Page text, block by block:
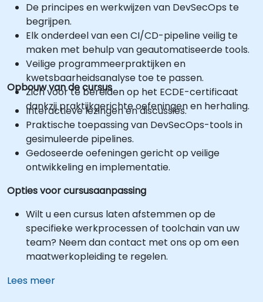
De principes en werkwijzen van DevSecOps te
begrijpen.
Elk onderdeel van een CI/CD-pipeline veilig te
maken met behulp van geautomatiseerde tools.
Veilige programmeerpraktijken en
kwetsbaarheidsanalyse toe te passen.
Zich voor te bereiden op het ECDE-certificaat
dankzij praktijkgerichte oefeningen en herhaling.
Opbouw van de cursus
Interactieve lezingen en discussies.
Praktische toepassing van DevSecOps-tools in
gesimuleerde pipelines.
Gedoseerde oefeningen gericht op veilige
ontwikkeling en implementatie.
Opties voor cursusaanpassing
Wilt u een cursus laten afstemmen op de
specifieke werkprocessen of toolchain van uw
team? Neem dan contact met ons op om een
maatwerkopleiding te regelen.
Lees meer